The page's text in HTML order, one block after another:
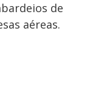
de
aéreas.